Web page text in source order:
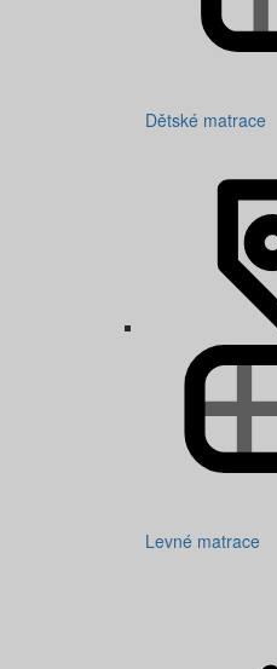
Dětské matrace
Levné matrace